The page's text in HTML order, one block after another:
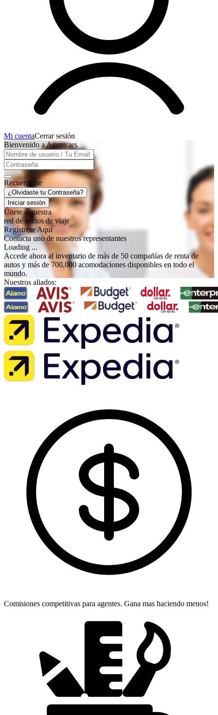
Mi cuentaCerrar sesión
Bienvenido a Agentcars
Recuerdame
¿Olvidaste tu Contraseña?
Iniciar sesión
Únete a nuestra
red de socios de viaje
Regístrese Aquí
Contacta uno de nuestros representantes
Loading ...
Accede ahora al inventario de más de 50 compañías de renta de
autos y más de 700,000 acomodaciones disponibles en todo el
mundo.
Nuestros aliados:
Comisiones competitivas para agentes. Gana mas haciendo menos!